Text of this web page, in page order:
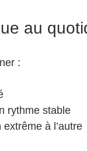
au
:
rythme stable
à l’autre